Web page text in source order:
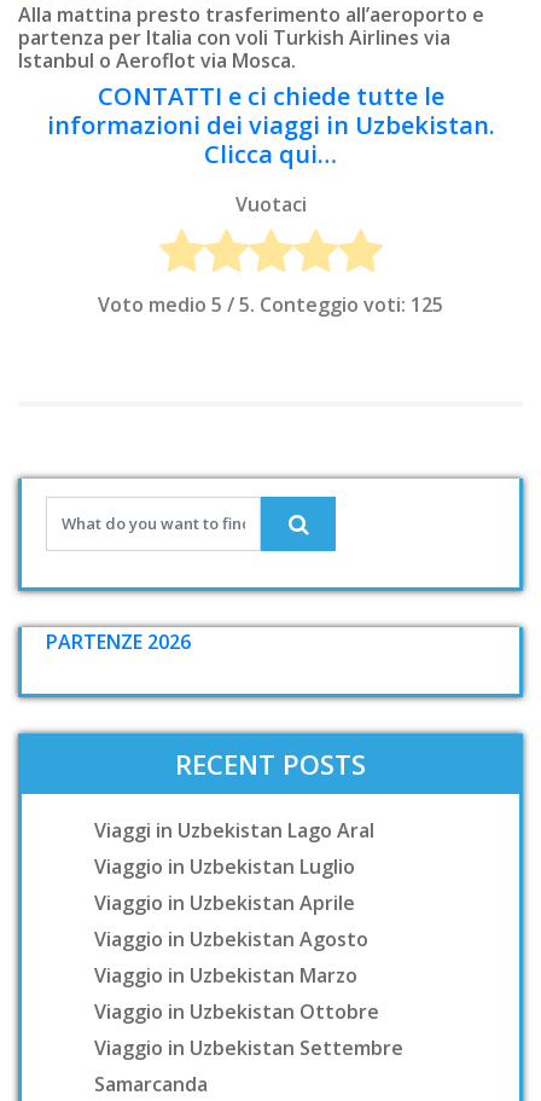
Alla mattina presto trasferimento all’aeroporto e
partenza per Italia con voli Turkish Airlines via
Istanbul o Aeroflot via Mosca.
CONTATTI e ci chiede tutte le
informazioni dei viaggi in Uzbekistan.
Clicca qui…
Vuotaci
Voto medio 5 / 5. Conteggio voti: 125
PARTENZE 2026
RECENT POSTS
Viaggi in Uzbekistan Lago Aral
Viaggio in Uzbekistan Luglio
Viaggio in Uzbekistan Aprile
Viaggio in Uzbekistan Agosto
Viaggio in Uzbekistan Marzo
Viaggio in Uzbekistan Ottobre
Viaggio in Uzbekistan Settembre
Samarcanda